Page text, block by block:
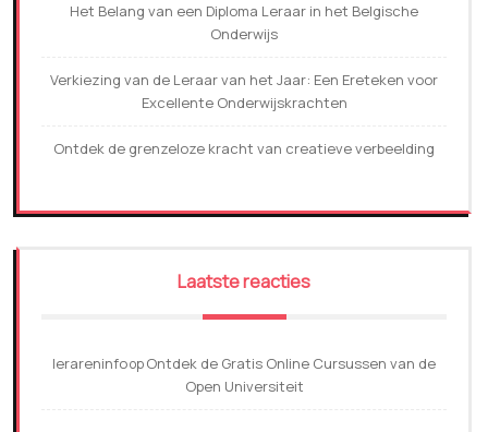
Het Belang van een Diploma Leraar in het Belgische
Onderwijs
Verkiezing van de Leraar van het Jaar: Een Ereteken voor
Excellente Onderwijskrachten
Ontdek de grenzeloze kracht van creatieve verbeelding
Laatste reacties
lerareninfoopOntdek de Gratis Online Cursussen van de
Open Universiteit